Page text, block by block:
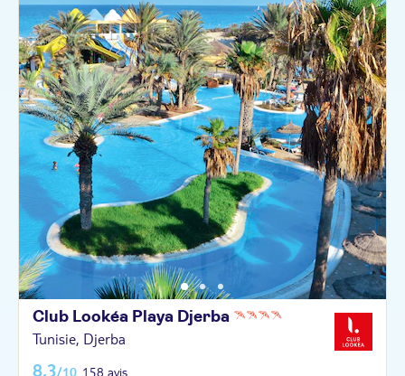
Club Lookéa Playa Djerba
Tunisie, Djerba
8,3/10 158 avis